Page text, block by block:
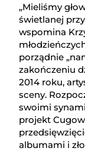
„Mieliśmy
świetlanej
wspomina
porządnie
zakończeniu
2014 roku,
sceny.
swoimi
projekt
albumami i